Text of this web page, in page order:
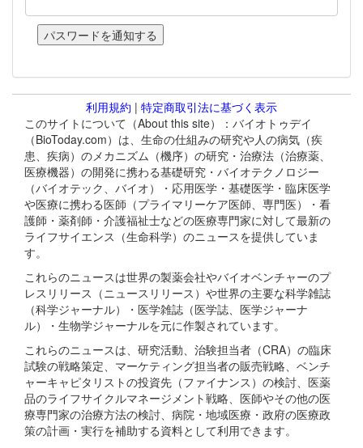
利用規約 | 特定商取引法に基づく表示
このサイトについて（About this site）：バイオトゥデイ
（BioToday.com）は、生命の仕組みの研究や人の病気（疾
患、疾病）のメカニズム（機序）の研究・治療法（治療薬、
医療機器）の開発に携わる基礎研究・バイオテクノロジー
（バイオテック、バイオ）・応用医学・基礎医学・臨床医学
や医療に携わる医師（プライマリーケア医師、専門医）・看
護師・薬剤師・介護福祉士などの医療専門家に対して最新の
ライフサイエンス（生命科学）のニュースを提供していま
す。
これらのニュースは世界の製薬会社やバイオベンチャーのプ
レスリリース（ニュースリリース）や世界の主要な科学雑誌
（科学ジャーナル）・医学雑誌（医学誌、医学ジャーナ
ル）・生物学ジャーナルを元に作製されています。
これらのニュースは、研究活動、治験担当者（CRA）の臨床
試験の戦略策定、マーケティング担当者の販売戦略、ベンチ
ャーキャピタリストの投資先（ファイナンス）の検討、医薬
品のライフサイクルマネージメント戦略、医師やその他の医
療専門家の治療方法の検討、病院・地域医療・政府の医療政
策の計画・実行を補助する資料として利用できます。